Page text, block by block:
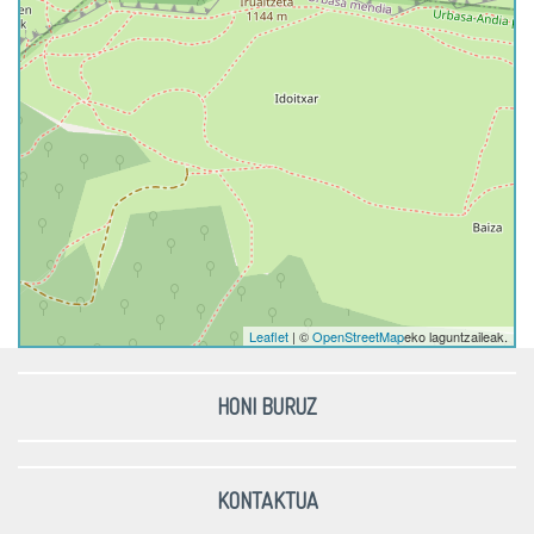
Leaflet | ©OpenStreetMapeko laguntzaileak.
HONI BURUZ
KONTAKTUA